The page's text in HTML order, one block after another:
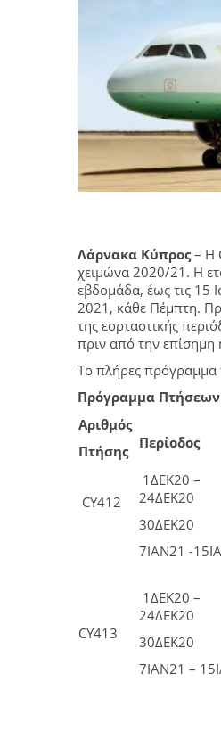
Λάρνακα Κύπρος– Η
χειμώνα 2020/21. Η
εβδομάδα, έως τις 15
2021, κάθε Πέμπτη.
της εορταστικής
πριν από την επίσημη
Το πλήρες πρόγραμμα
Πρόγραμμα Πτήσεων
Αριθμός
Πτήσης
Περίοδος
CY412
1ΔΕΚ20 –
24ΔΕΚ20
30ΔΕΚ20
7ΙΑΝ21 -
CY413
1ΔΕΚ20 –
24ΔΕΚ20
30ΔΕΚ20
7ΙΑΝ21 –